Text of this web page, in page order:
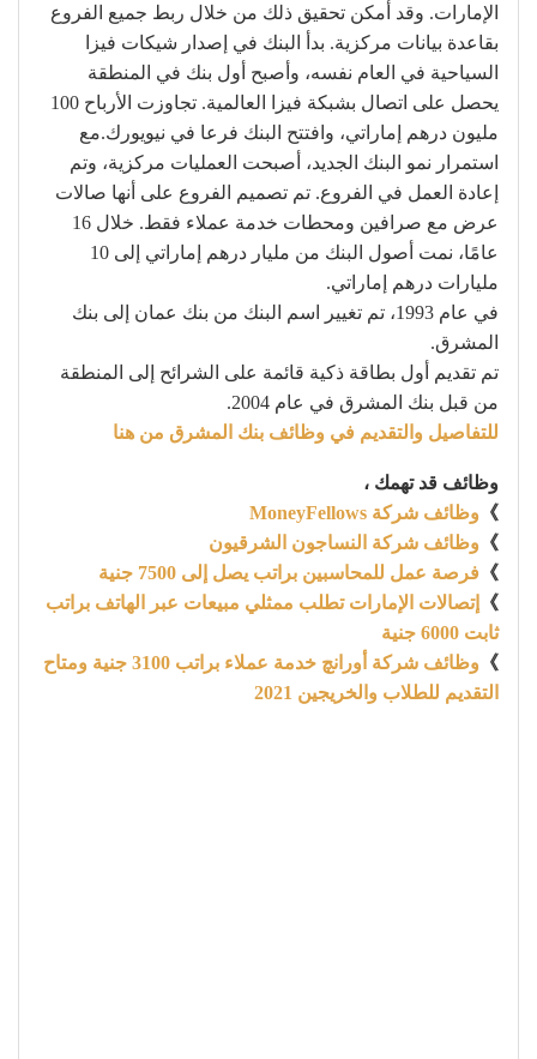
الإمارات. وقد أمكن تحقيق ذلك من خلال ربط جميع الفروع
بقاعدة بيانات مركزية. بدأ البنك في إصدار شيكات فيزا
السياحية في العام نفسه، وأصبح أول بنك في المنطقة
يحصل على اتصال بشبكة فيزا العالمية. تجاوزت الأرباح 100
مليون درهم إماراتي، وافتتح البنك فرعا في نيويورك.مع
استمرار نمو البنك الجديد، أصبحت العمليات مركزية، وتم
إعادة العمل في الفروع. تم تصميم الفروع على أنها صالات
عرض مع صرافين ومحطات خدمة عملاء فقط. خلال 16
عامًا، نمت أصول البنك من مليار درهم إماراتي إلى 10
مليارات درهم إماراتي.
في عام 1993، تم تغيير اسم البنك من بنك عمان إلى بنك
المشرق.
تم تقديم أول بطاقة ذكية قائمة على الشرائح إلى المنطقة
من قبل بنك المشرق في عام 2004.
للتفاصيل والتقديم في وظائف بنك المشرق من هنا
وظائف قد تهمك ،
》 وظائف شركة MoneyFellows
》 وظائف شركة النساجون الشرقيون
》 فرصة عمل للمحاسبين براتب يصل إلى 7500 جنية
》
إتصالات الإمارات تطلب ممثلي مبيعات عبر الهاتف براتب
ثابت 6000 جنية
》
وظائف شركة أورانچ خدمة عملاء براتب 3100 جنية ومتاح
التقديم للطلاب والخريجين 2021